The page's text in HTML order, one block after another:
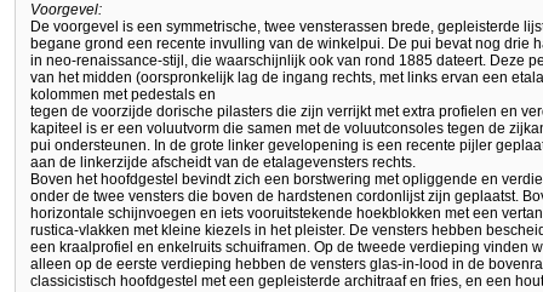
Voorgevel:
De voorgevel is een symmetrische, twee vensterassen brede, gepleisterde
begane grond een recente invulling van de winkelpui. De pui bevat nog drie
in neo-renaissance-stijl, die waarschijnlijk ook van rond 1885 dateert. Deze
van het midden (oorspronkelijk lag de ingang rechts, met links ervan een
kolommen met pedestals en
tegen de voorzijde dorische pilasters die zijn verrijkt met extra profielen en
kapiteel is er een voluutvorm die samen met de voluutconsoles tegen de
pui ondersteunen. In de grote linker gevelopening is een recente pijler
aan de linkerzijde afscheidt van de etalagevensters rechts.
Boven het hoofdgestel bevindt zich een borstwering met opliggende en
onder de twee vensters die boven de hardstenen cordonlijst zijn geplaatst.
horizontale schijnvoegen en iets vooruitstekende hoekblokken met een
rustica-vlakken met kleine kiezels in het pleister. De vensters hebben
een kraalprofiel en enkelruits schuiframen. Op de tweede verdieping vinden
alleen op de eerste verdieping hebben de vensters glas-in-lood in de
classicistisch hoofdgestel met een gepleisterde architraaf en fries, en een